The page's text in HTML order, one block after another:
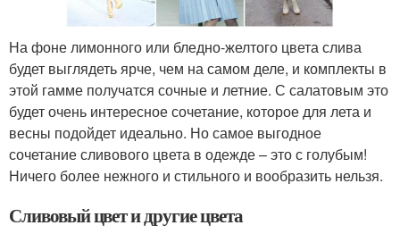
На фоне лимонного или бледно-желтого цвета слива
будет выглядеть ярче, чем на самом деле, и комплекты в
этой гамме получатся сочные и летние. С салатовым это
будет очень интересное сочетание, которое для лета и
весны подойдет идеально. Но самое выгодное
сочетание сливового цвета в одежде – это с голубым!
Ничего более нежного и стильного и вообразить нельзя.
Сливовый цвет и другие цвета